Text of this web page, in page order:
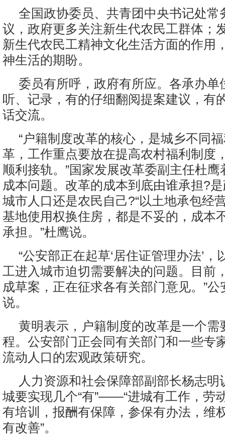
全国政协委员、共青团中央书记处常
议，政府更多关注新生代农民工群体；
新生代农民工精神文化生活方面的作用
神生活的期盼。
委员有所呼，政府有所应。各承办单
听、记录，有的仔细翻阅提案建议，有
话交流。
“户籍制度改革的核心，是城乡不同
革，工作重点要放在提高农村福利制度
顺利接轨。”国家发展改革委副主任杜
成本问题。改革的成本到底由谁承担?
城市人口还是农民自己?“以土地承包经
基地使用权换住房，都是不妥的，成本
承担。”杜鹰说。
“公安部正在起草‘居住证管理办法’，
工进入城市迫切需要解决的问题。目前
成草案，正在征求各有关部门意见。”
说。
黄明表示，户籍制度的改革是一个需
程。公安部门正会同有关部门和一些专
流动人口的宏观政策研究。
人力资源和社会保障部副部长杨志明
城要实现几个“有”——“进城有工作，劳
有培训，报酬有保障，参保有办法，维
有改善”。